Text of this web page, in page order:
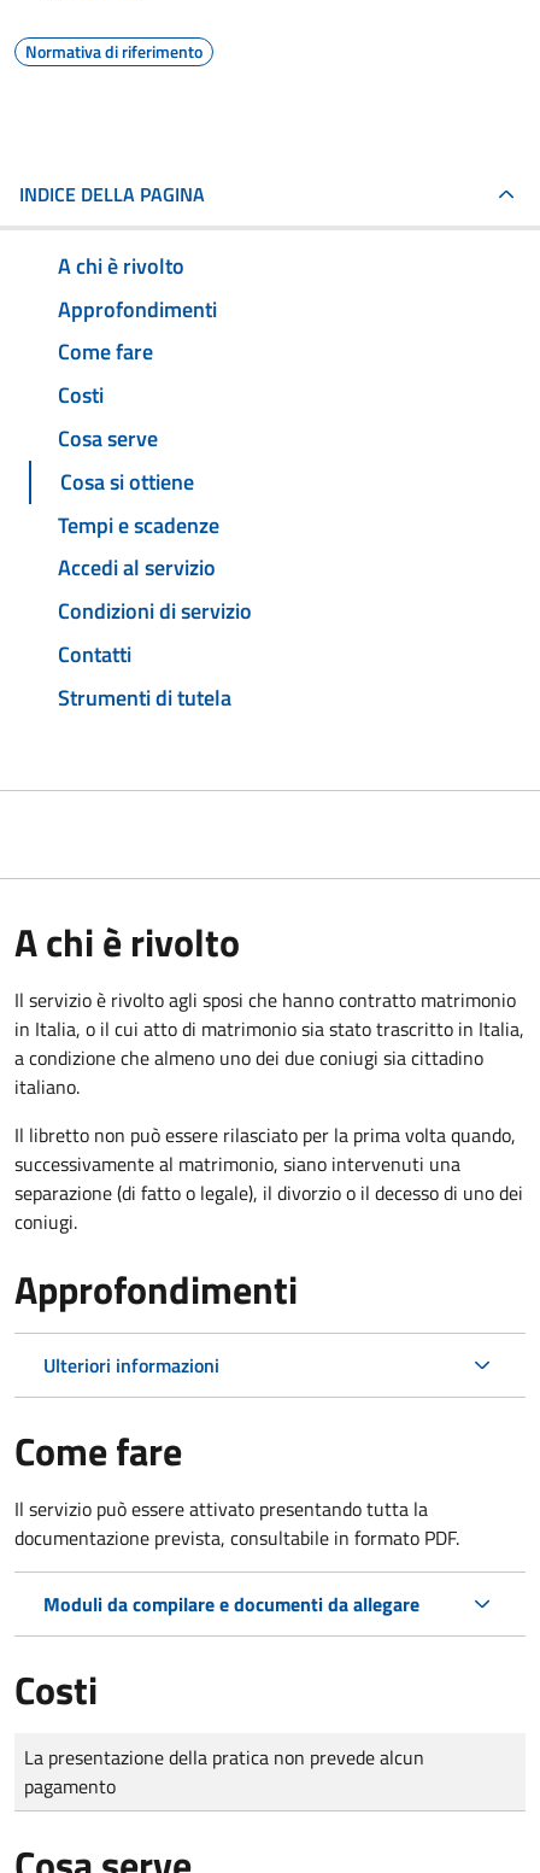
Normativa di riferimento
INDICE DELLA PAGINA
A chi è rivolto
Approfondimenti
Come fare
Costi
Cosa serve
Cosa si ottiene
Tempi e scadenze
Accedi al servizio
Condizioni di servizio
Contatti
Strumenti di tutela
A chi è rivolto
Il servizio è rivolto agli sposi che hanno contratto matrimonio
in Italia, o il cui atto di matrimonio sia stato trascritto in Italia,
a condizione che almeno uno dei due coniugi sia cittadino
italiano.
Il libretto non può essere rilasciato per la prima volta quando,
successivamente al matrimonio, siano intervenuti una
separazione (di fatto o legale), il divorzio o il decesso di uno dei
coniugi.
Approfondimenti
Ulteriori informazioni
Come fare
Il servizio può essere attivato presentando tutta la
documentazione prevista, consultabile in formato PDF.
Moduli da compilare e documenti da allegare
Costi
Tipo di pagamento
Importo
La presentazione della pratica non prevede alcun
pagamento